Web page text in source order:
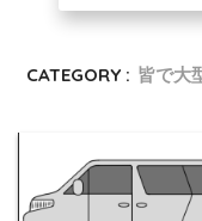
CATEGORY : 皆で大